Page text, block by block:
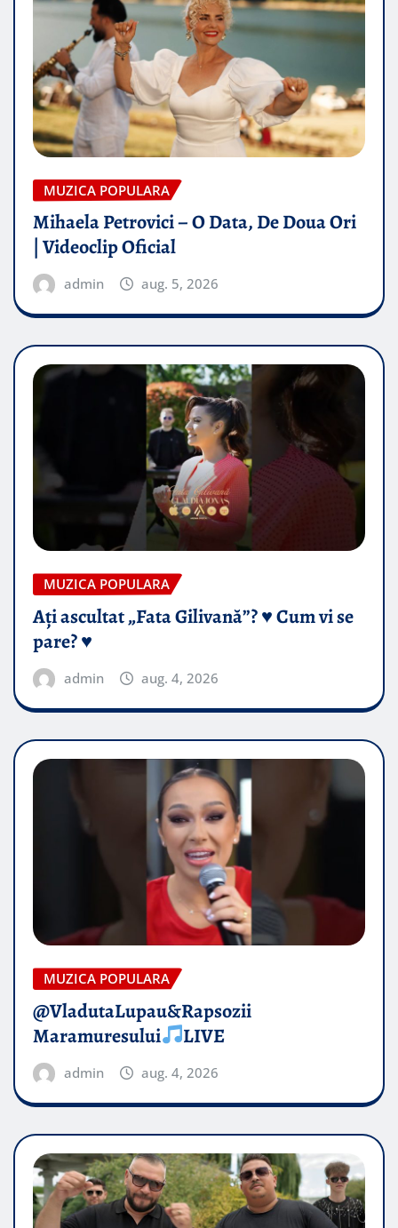
MUZICA POPULARA
Mihaela Petrovici – O Data, De Doua Ori
| Videoclip Oficial
admin aug. 5, 2026
MUZICA POPULARA
Ați ascultat „Fata Gilivană”? ♥️ Cum vi se
pare? ♥️
admin aug. 4, 2026
MUZICA POPULARA
@VladutaLupau&Rapsozii
Maramuresului
LIVE
admin aug. 4, 2026